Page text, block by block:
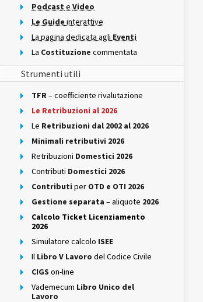
Podcast e Video
Le Guide interattive
La pagina dedicata agli Eventi
La Costituzione commentata
Strumenti utili
TFR– coefficiente rivalutazione
Le Retribuzioni al 2026
Le Retribuzioni dal 2002 al 2026
Minimali retributivi 2026
Retribuzioni Domestici 2026
Contributi Domestici 2026
Contributi per OTD e OTI 2026
Gestione separata – aliquote 2026
Calcolo Ticket Licenziamento
2026
Simulatore calcolo ISEE
Il Libro V Lavoro del Codice Civile
CIGS on-line
Vademecum Libro Unico del
Lavoro